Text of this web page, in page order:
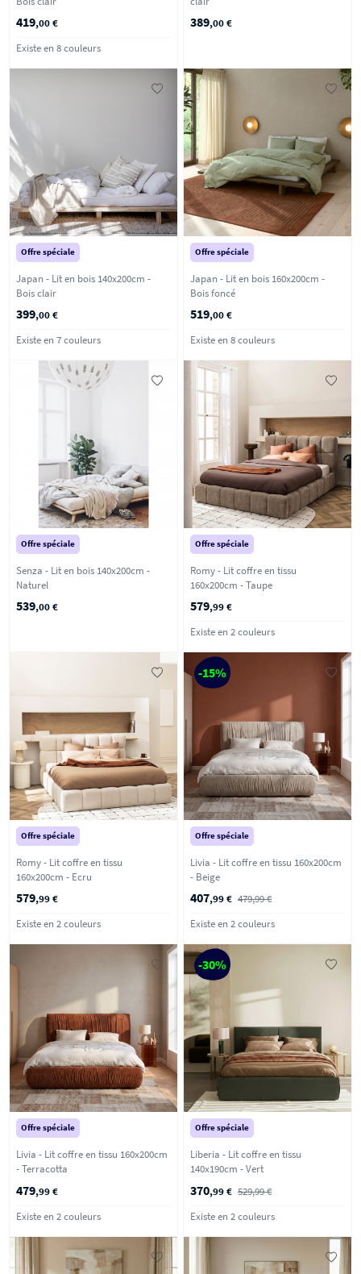
419,00 €
Existe en 8 couleurs
389,00 €
Offre spéciale
Japan - Lit en bois 140x200cm -
Bois clair
399,00 €
Existe en 7 couleurs
Offre spéciale
Japan - Lit en bois 160x200cm -
Bois foncé
519,00 €
Existe en 8 couleurs
Offre spéciale
Senza - Lit en bois 140x200cm -
Naturel
539,00 €
Offre spéciale
Romy - Lit coffre en tissu
160x200cm - Taupe
579,99 €
Existe en 2 couleurs
Offre spéciale
Romy - Lit coffre en tissu
160x200cm - Ecru
579,99 €
Existe en 2 couleurs
-15%
Offre spéciale
Livia - Lit coffre en tissu 160x200cm
- Beige
407,99 € 479,99 €
Existe en 2 couleurs
Offre spéciale
Livia - Lit coffre en tissu 160x200cm
- Terracotta
479,99 €
Existe en 2 couleurs
-30%
Offre spéciale
Liberia - Lit coffre en tissu
140x190cm - Vert
370,99 € 529,99 €
Existe en 2 couleurs